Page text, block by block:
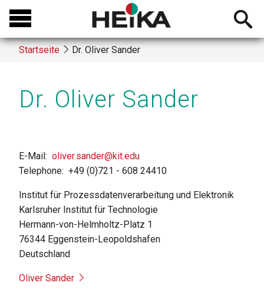
Direkt
zum
Inhalt
Open
Breadcrumb
Startseite Dr. Oliver Sander
Dr. Oliver Sander
E-Mail oliver.sander@kit.edu
Telephone +49 (0)721 - 608 24410
Institut für Prozessdatenverarbeitung und Elektronik
Karlsruher Institut für Technologie
Hermann-von-Helmholtz-Platz 1
76344 Eggenstein-Leopoldshafen
Deutschland
Oliver Sander